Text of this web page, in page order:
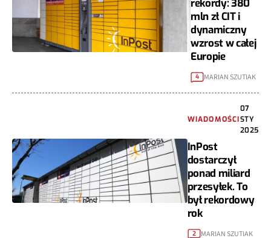
rekordy: 380
mln zł CIT i
dynamiczny
wzrost w całej
Europie
4 MARIAN SZUTIAK
WIADOMOŚCI
07
STY
2025
InPost
dostarczył
ponad miliard
przesyłek. To
był rekordowy
rok
2 MARIAN SZUTIAK